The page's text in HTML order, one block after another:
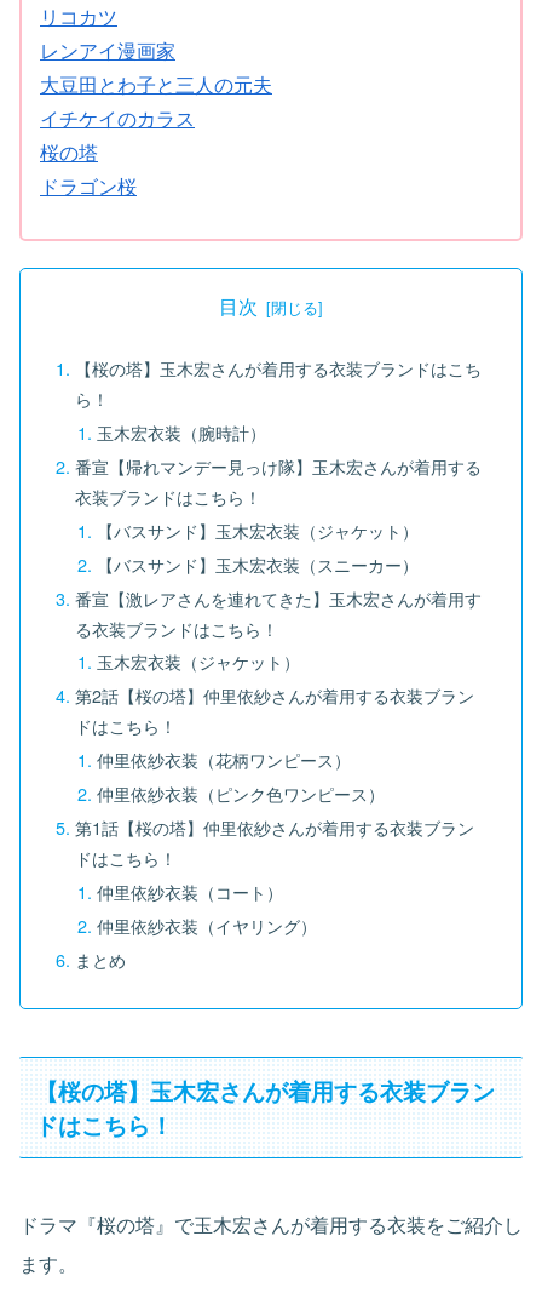
リコカツ
レンアイ漫画家
大豆田とわ子と三人の元夫
イチケイのカラス
桜の塔
ドラゴン桜
目次
【桜の塔】玉木宏さんが着用する衣装ブランドはこち
ら！
玉木宏衣装（腕時計）
番宣【帰れマンデー見っけ隊】玉木宏さんが着用する
衣装ブランドはこちら！
【バスサンド】玉木宏衣装（ジャケット）
【バスサンド】玉木宏衣装（スニーカー）
番宣【激レアさんを連れてきた】玉木宏さんが着用す
る衣装ブランドはこちら！
玉木宏衣装（ジャケット）
第2話【桜の塔】仲里依紗さんが着用する衣装ブラン
ドはこちら！
仲里依紗衣装（花柄ワンピース）
仲里依紗衣装（ピンク色ワンピース）
第1話【桜の塔】仲里依紗さんが着用する衣装ブラン
ドはこちら！
仲里依紗衣装（コート）
仲里依紗衣装（イヤリング）
まとめ
【桜の塔】玉木宏さんが着用する衣装ブラン
ドはこちら！
ドラマ『桜の塔』で玉木宏さんが着用する衣装をご紹介し
ます。